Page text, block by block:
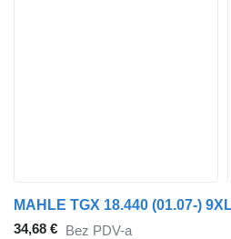
34,68 € Bez PDV-a